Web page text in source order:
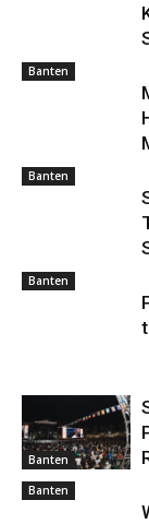
Banten
Banten
Banten
Banten
Banten